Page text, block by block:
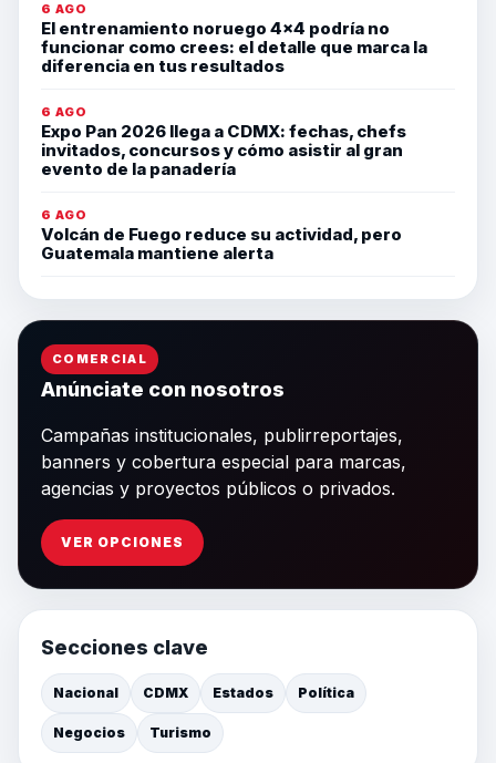
6 AGO
El entrenamiento noruego 4×4 podría no
funcionar como crees: el detalle que marca la
diferencia en tus resultados
6 AGO
Expo Pan 2026 llega a CDMX: fechas, chefs
invitados, concursos y cómo asistir al gran
evento de la panadería
6 AGO
Volcán de Fuego reduce su actividad, pero
Guatemala mantiene alerta
COMERCIAL
Anúnciate con nosotros
Campañas institucionales, publirreportajes,
banners y cobertura especial para marcas,
agencias y proyectos públicos o privados.
VER OPCIONES
Secciones clave
Nacional CDMX Estados Política
Negocios Turismo